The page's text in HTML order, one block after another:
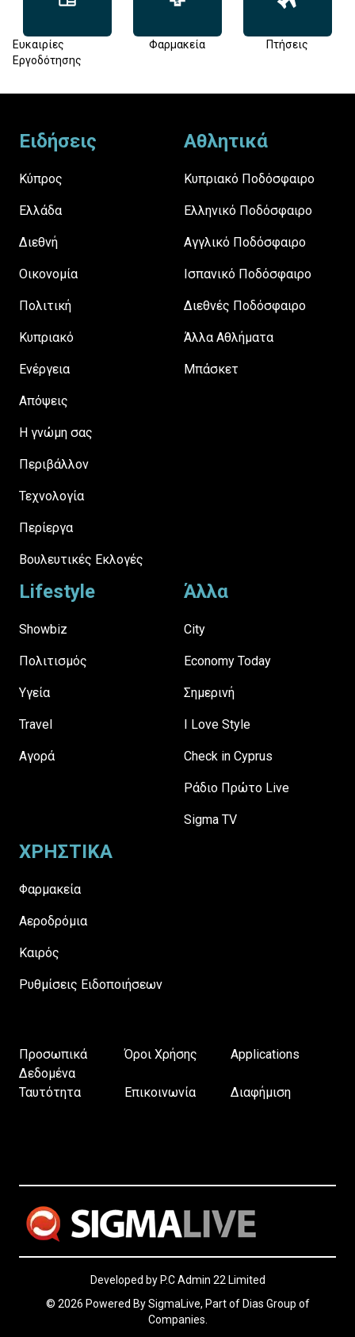
Ευκαιρίες
Εργοδότησης
Φαρμακεία Πτήσεις
Ειδήσεις
Κύπρος
Ελλάδα
Διεθνή
Οικονομία
Πολιτική
Κυπριακό
Ενέργεια
Απόψεις
H γνώμη σας
Περιβάλλον
Τεχνολογία
Περίεργα
Βουλευτικές Εκλογές
Αθλητικά
Κυπριακό Ποδόσφαιρο
Ελληνικό Ποδόσφαιρο
Αγγλικό Ποδόσφαιρο
Ισπανικό Ποδόσφαιρο
Διεθνές Ποδόσφαιρο
Άλλα Αθλήματα
Μπάσκετ
Lifestyle
Showbiz
Πολιτισμός
Υγεία
Travel
Αγορά
Άλλα
City
Economy Today
Σημερινή
I Love Style
Check in Cyprus
Ράδιο Πρώτο Live
Sigma TV
ΧΡΗΣΤΙΚΑ
Φαρμακεία
Αεροδρόμια
Καιρός
Ρυθμίσεις Ειδοποιήσεων
Προσωπικά
Δεδομένα
Όροι Χρήσης Applications
Ταυτότητα Επικοινωνία Διαφήμιση
Developed by P.C Admin 22 Limited
© 2026 Powered By SigmaLive, Part of Dias Group of
Companies.